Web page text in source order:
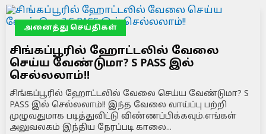
அனைத்து செய்திகள்
சிங்கப்பூரில் ஹோட்டலில் வேலை
செய்ய வேண்டுமா? S PASS இல்
செல்லலாம்!!
சிங்கப்பூரில் ஹோட்டலில் வேலை செய்ய வேண்டுமா? S
PASS இல் செல்லலாம்!! இந்த வேலை வாய்ப்பு பற்றி
முழுவதுமாக படித்துவிட்டு விண்ணப்பிக்கவும்.எங்கள்
அலுவலகம் இந்திய நேரப்படி காலை...